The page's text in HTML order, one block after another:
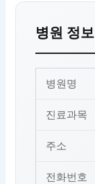
병원 정보
병원명
진료과목
주소
전화번호